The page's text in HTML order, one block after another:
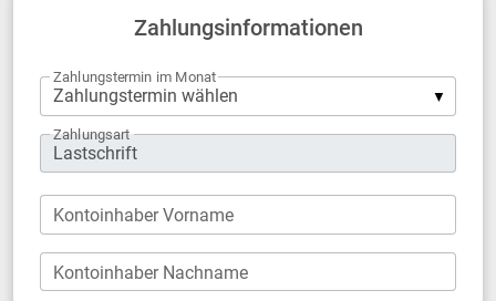
Zahlungsinformationen
Zahlungstermin im Monat
Zahlungsart
Kontoinhaber Vorname
Kontoinhaber Nachname